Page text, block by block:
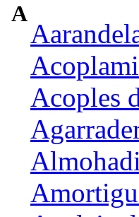
A
Acoples